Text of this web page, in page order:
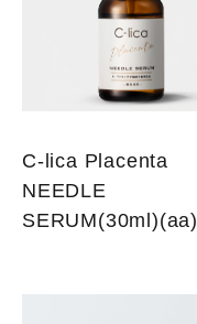
C-lica Placenta
NEEDLE
SERUM(30ml)(aa)